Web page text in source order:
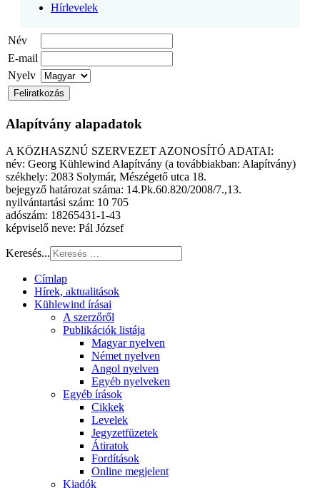
Hírlevelek
Név
E-mail
Nyelv
Alapítvány alapadatok
A KÖZHASZNÚ SZERVEZET AZONOSÍTÓ ADATAI:
név: Georg Kühlewind Alapítvány (a továbbiakban: Alapítvány)
székhely: 2083 Solymár, Mészégető utca 18.
bejegyző határozat száma: 14.Pk.60.820/2008/7.,13.
nyilvántartási szám: 10 705
adószám: 18265431-1-43
képviselő neve: Pál József
Keresés...
Címlap
Hírek, aktualitások
Kühlewind írásai
A szerzőről
Publikációk listája
Magyar nyelven
Német nyelven
Angol nyelven
Egyéb nyelveken
Egyéb írások
Cikkek
Levelek
Jegyzetfüzetek
Átiratok
Fordítások
Online megjelent
Kiadók